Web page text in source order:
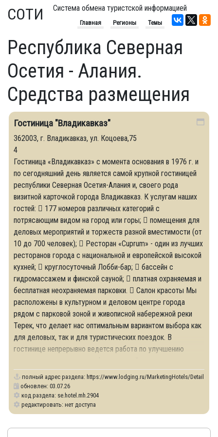
СОТИ Система обмена туристской информацией
Главная Регионы Темы
Республика Северная
Осетия - Алания.
Средства размещения
Гостиница "Владикавказ"
362003, г. Владикавказ, ул. Коцоева,75
4
Гостиница «Владикавказ» с момента основания в 1976 г. и
по сегодняшний день является самой крупной гостиницей
республики Северная Осетия-Алания и, своего рода
визитной карточкой города Владикавказ. К услугам наших
гостей:  177 номеров различных категорий с
потрясающим видом на город или горы;  помещения для
деловых мероприятий и торжеств разной вместимости (от
10 до 700 человек);  Ресторан «Cuprum» - один из лучших
ресторанов города с национальной и европейской высокой
кухней;  круглосуточный Лобби-бар;  бассейн с
гидромассажем и финской сауной;  платная охраняемая и
бесплатная неохраняемая парковки.  Салон красоты Мы
расположены в культурном и деловом центре города
рядом с парковой зоной и живописной набережной реки
Терек, что делает нас оптимальным вариантом выбора как
для деловых, так и для туристических поездок. В
гостинице непрерывно ведется работа по улучшению
полный адрес раздела: https://www.lodging.ru/MarketingHotels/Details/
обновлен: 03.07.26
код раздела: se.hotel.mh.2904
редактировать: нет доступа